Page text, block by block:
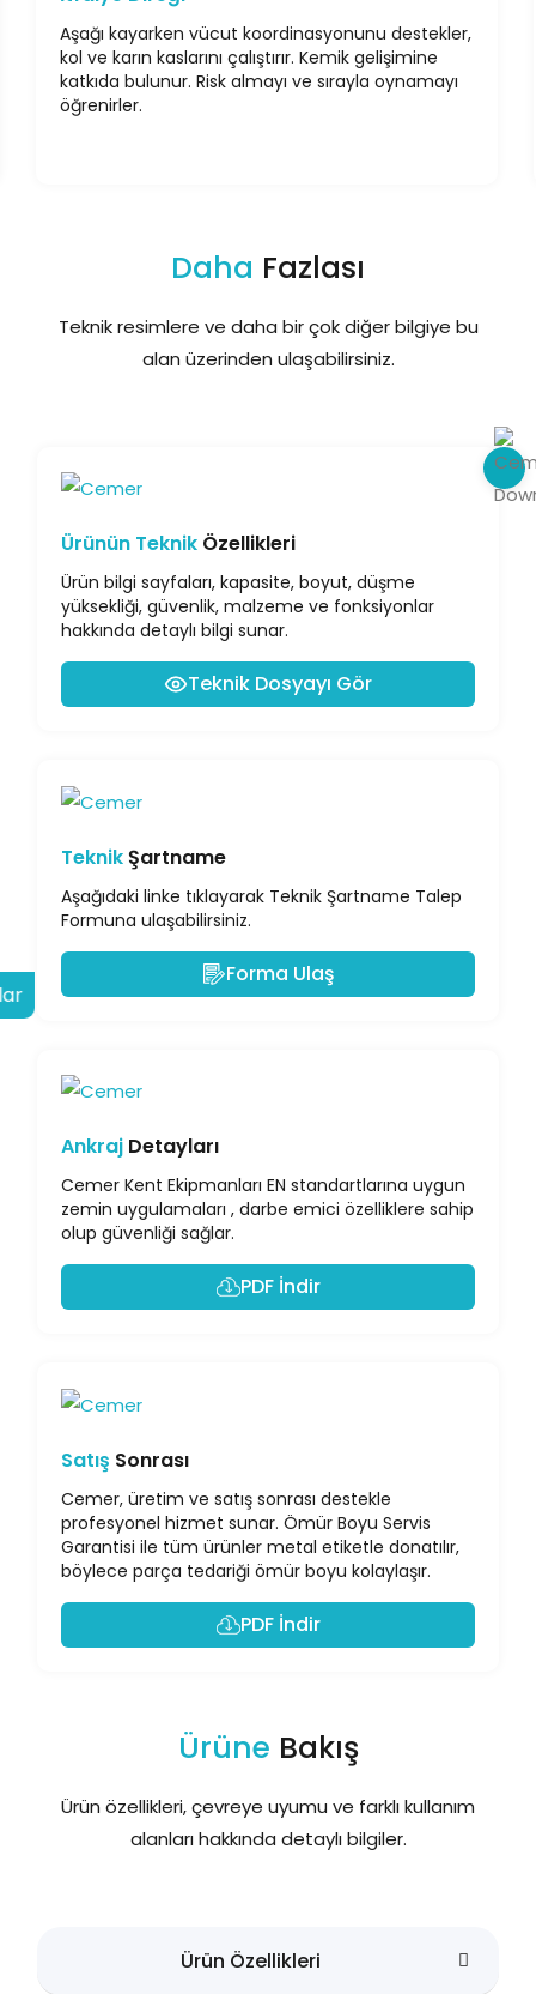
Aşağı kayarken vücut koordinasyonunu destekler,
kol ve karın kaslarını çalıştırır. Kemik gelişimine
katkıda bulunur. Risk almayı ve sırayla oynamayı
öğrenirler.
Daha Fazlası
Teknik resimlere ve daha bir çok diğer bilgiye bu
alan üzerinden ulaşabilirsiniz.
Ürünün Teknik Özellikleri
Ürün bilgi sayfaları, kapasite, boyut, düşme
yüksekliği, güvenlik, malzeme ve fonksiyonlar
hakkında detaylı bilgi sunar.
Teknik Dosyayı Gör
Teknik Şartname
Aşağıdaki linke tıklayarak Teknik Şartname Talep
Formuna ulaşabilirsiniz.
Forma Ulaş
Ankraj Detayları
Cemer Kent Ekipmanları EN standartlarına uygun
zemin uygulamaları , darbe emici özelliklere sahip
olup güvenliği sağlar.
PDF İndir
Satış Sonrası
Cemer, üretim ve satış sonrası destekle
profesyonel hizmet sunar. Ömür Boyu Servis
Garantisi ile tüm ürünler metal etiketle donatılır,
böylece parça tedariği ömür boyu kolaylaşır.
PDF İndir
Ürüne Bakış
Ürün özellikleri, çevreye uyumu ve farklı kullanım
alanları hakkında detaylı bilgiler.
Ürün Özellikleri